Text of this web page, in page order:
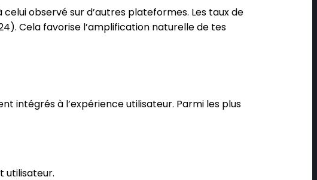
observé sur d’autres plateformes. Les taux de
Cela favorise l’amplification naturelle de tes
intégrés à l’expérience utilisateur. Parmi les plus
utilisateur.